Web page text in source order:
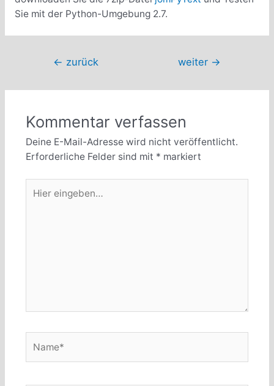
Sie mit der Python-Umgebung 2.7.
Beitragsnavigation
← zurück weiter →
Kommentar verfassen
Deine E-Mail-Adresse wird nicht veröffentlicht.
Erforderliche Felder sind mit * markiert
eingeben…